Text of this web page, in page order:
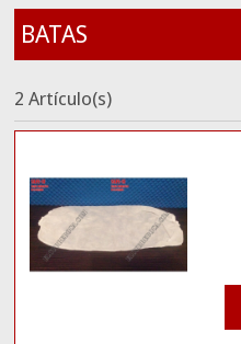
BATAS
2 Artículo(s)